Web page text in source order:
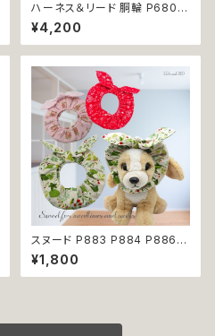
ハーネス＆リード 胴輪 P680 P
681 ハーネス リード 一体型 セ
ット 引っ張り防止 お出掛け 散
歩 ドッグウエア 犬 猫 ペット 服
型犬 返品交換不可
¥4,200
スヌード P883 P884 P886
カチューシャ 耳カバー ピンク レ
ッド グリーン りぼん ドッグウェ
ア ドッグ ウェア ドッグウエア 犬
返品交換不可
¥1,800